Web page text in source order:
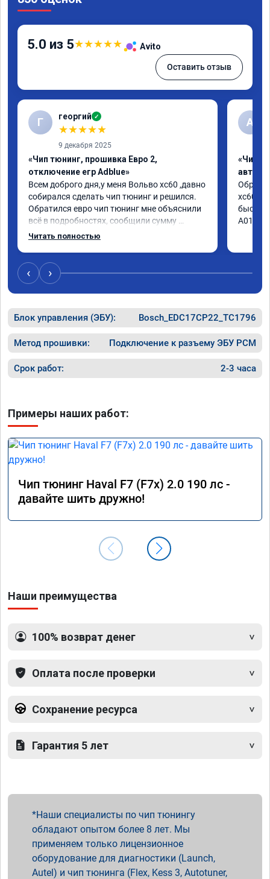
5.0 из 5★★★★★ Avito
Оставить отзыв
Г георгий ✓
★★★★★
9 декабря 2025
«Чип тюнинг, прошивка Евро 2,
отключение егр Adblue»
Всем доброго дня,у меня Вольво xc60 ,давно
собирался сделать чип тюнинг и решился.
Обратился евро чип тюнинг мне объяснили
всё в подробностях, сообщили сумму
записали. Приехал в назначенное время 2.5
ао11462 ,знают своё дело рекомендую 👍
Читать полностью
А
«Чип
xc60
быстро
‹ ›
Блок управления (ЭБУ): Bosch_EDC17CP22_TC1796
Метод прошивки: Подключение к разъему ЭБУ PCM
Срок работ: 2-3 часа
Примеры наших работ:
Чип тюнинг Haval F7 (F7x) 2.0 190 лс -
давайте шить дружно!
Наши преимущества
100% возврат денег
Оплата после проверки
Сохранение ресурса
Гарантия 5 лет
Наши специалисты по чип тюнингу
обладают опытом более 8 лет. Мы
применяем только лицензионное
оборудование для диагностики (Launch,
Autel) и чип тюнинга (Flex, Kess 3, Autotuner,